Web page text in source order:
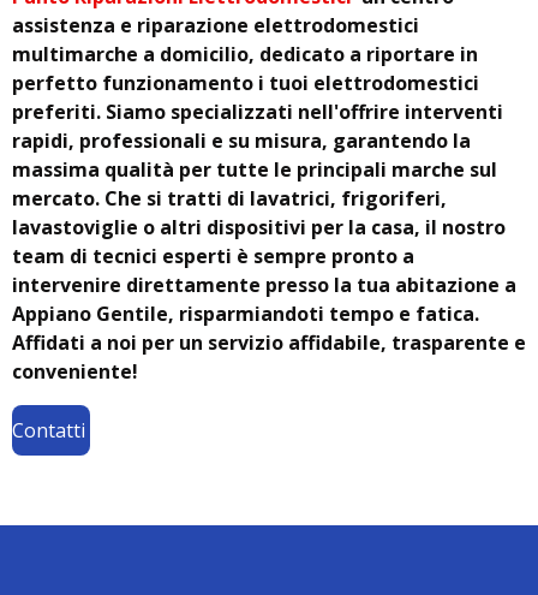
assistenza e riparazione elettrodomestici
multimarche a domicilio, dedicato a riportare in
perfetto funzionamento i tuoi elettrodomestici
preferiti. Siamo specializzati nell'offrire interventi
rapidi, professionali e su misura, garantendo la
massima qualità per tutte le principali marche sul
mercato. Che si tratti di lavatrici, frigoriferi,
lavastoviglie o altri dispositivi per la casa, il nostro
team di tecnici esperti è sempre pronto a
intervenire direttamente presso la tua abitazione a
Appiano Gentile, risparmiandoti tempo e fatica.
Affidati a noi per un servizio affidabile, trasparente e
conveniente!
Contatti